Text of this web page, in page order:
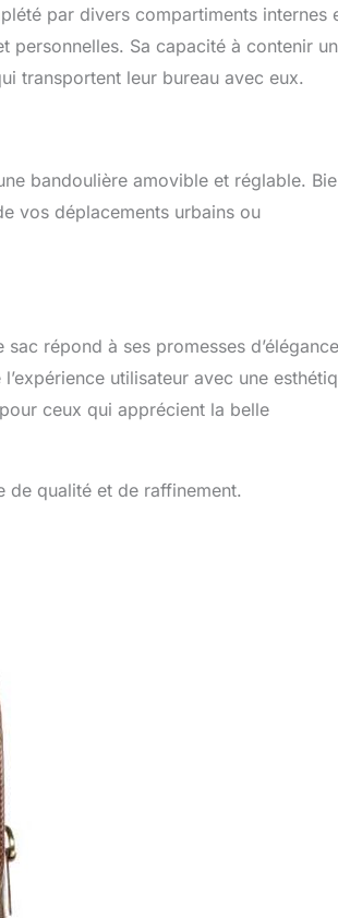
par divers compartiments internes
personnelles. Sa capacité à contenir un
transportent leur bureau avec eux.
bandoulière amovible et réglable.
vos déplacements urbains ou
répond à ses promesses
utilisateur avec une
ceux qui apprécient la belle
de qualité et de raffinement.